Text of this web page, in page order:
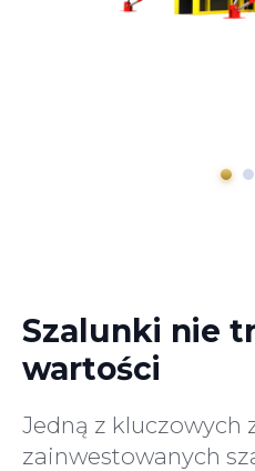
Szalunki nie
wartości
Jedną z kluczowych
zainwestowanych